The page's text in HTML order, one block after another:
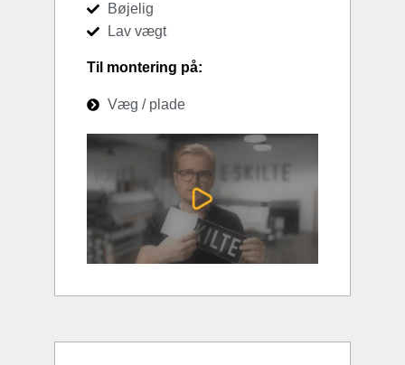
Bøjelig
Lav vægt
Til montering på:
Væg / plade